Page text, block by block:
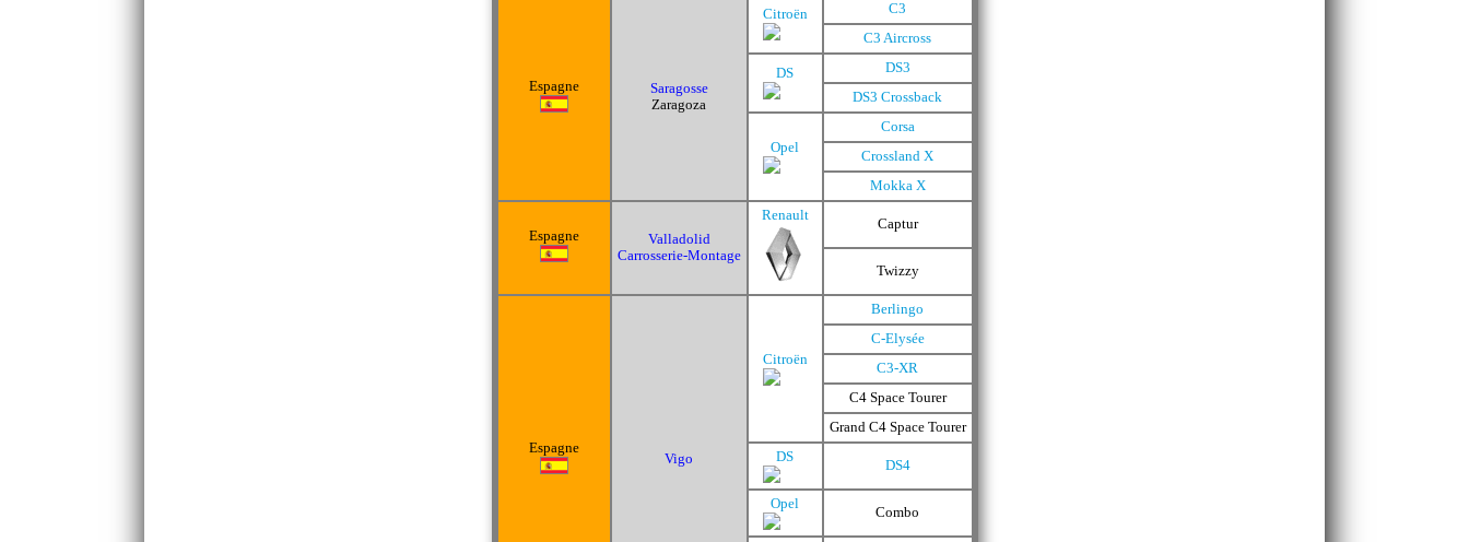
Espagne
Saragosse
Zaragoza
Citroën
C3
C3 Aircross
DS
DS3
DS3 Crossback
Opel
Corsa
Crossland X
Mokka X
Espagne
Valladolid
Carrosserie-Montage
Renault
Captur
Twizzy
Espagne
Vigo
Citroën
Berlingo
C-Elysée
C3-XR
C4 Space Tourer
Grand C4 Space Tourer
DS
DS4
Opel
Combo